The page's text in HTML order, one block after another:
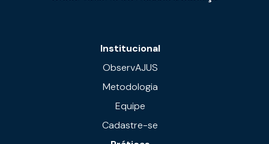
Institucional
ObservAJUS
Metodologia
Equipe
Cadastre-se